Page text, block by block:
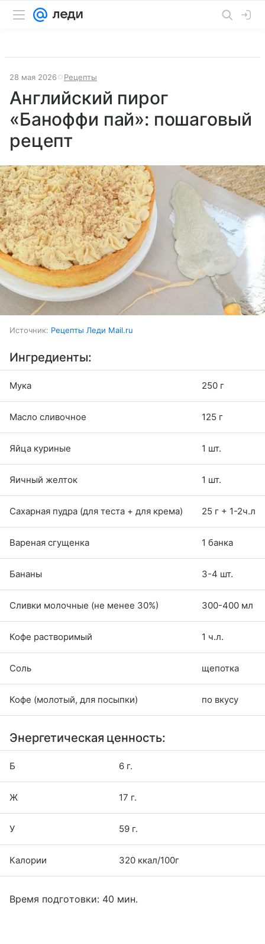
28 мая 2026 Рецепты
Английский пирог
«Баноффи пай»: пошаговый
рецепт
Источник: Рецепты Леди Mail.ru
Ингредиенты:
Мука 250 г
Масло сливочное 125 г
Яйца куриные 1 шт.
Яичный желток 1 шт.
Сахарная пудра (для теста + для крема) 25 г + 1-2ч.л
Вареная сгущенка 1 банка
Бананы 3-4 шт.
Сливки молочные (не менее 30%) 300-400 мл
Кофе растворимый 1 ч.л.
Соль щепотка
Кофе (молотый, для посыпки) по вкусу
Энергетическая ценность:
Б 6 г.
Ж 17 г.
У 59 г.
Калории 320 ккал/100г
Время подготовки: 40 мин.